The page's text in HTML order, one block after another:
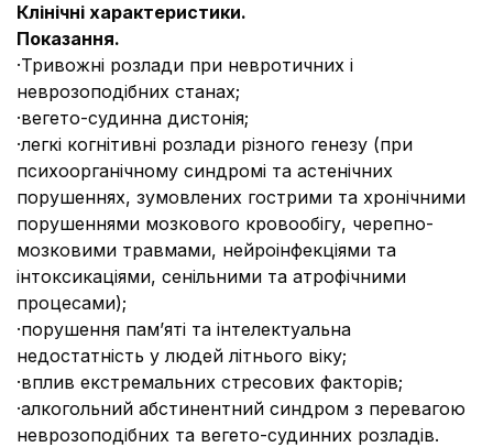
Клінічні характеристики.
Показання.
·Тривожні розлади при невротичних і
неврозоподібних станах;
·вегето-судинна дистонія;
·легкі когнітивні розлади різного генезу (при
психоорганічному синдромі та астенічних
порушеннях, зумовлених гострими та хронічними
порушеннями мозкового кровообігу, черепно-
мозковими травмами, нейроінфекціями та
інтоксикаціями, сенільними та атрофічними
процесами);
·порушення пам’яті та інтелектуальна
недостатність у людей літнього віку;
·вплив екстремальних стресових факторів;
·алкогольний абстинентний синдром з перевагою
неврозоподібних та вегето-судинних розладів.